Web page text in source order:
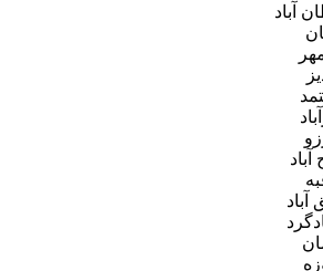
آباد